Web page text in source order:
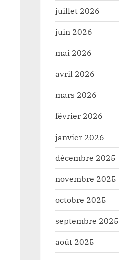
juillet 2026
juin 2026
mai 2026
avril 2026
mars 2026
février 2026
janvier 2026
décembre 2025
novembre 2025
octobre 2025
septembre 2025
août 2025